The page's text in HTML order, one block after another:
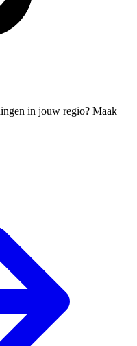
in jouw regio? Maak